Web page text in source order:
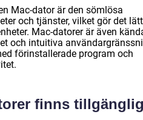
Mac-dator är den sömlösa
och tjänster, vilket gör det
Mac-datorer är även
och intuitiva
förinstallerade program och
finns